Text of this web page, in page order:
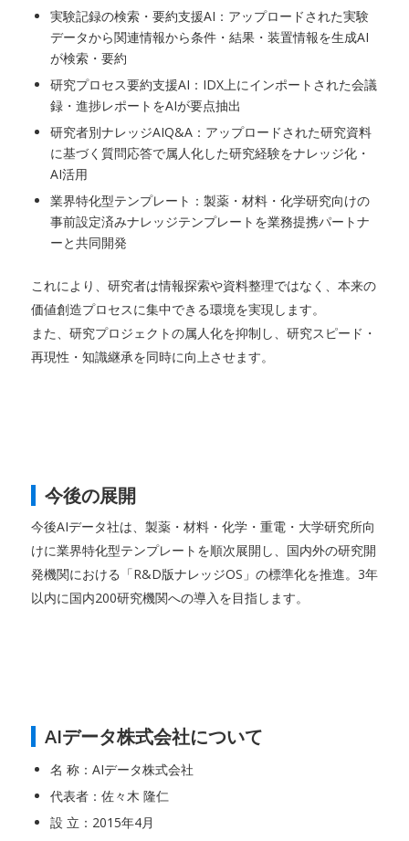
実験記録の検索・要約支援AI：アップロードされた実験
データから関連情報から条件・結果・装置情報を生成AI
が検索・要約
研究プロセス要約支援AI：IDX上にインポートされた会議
録・進捗レポートをAIが要点抽出
研究者別ナレッジAIQ&A：アップロードされた研究資料
に基づく質問応答で属人化した研究経験をナレッジ化・
AI活用
業界特化型テンプレート：製薬・材料・化学研究向けの
事前設定済みナレッジテンプレートを業務提携パートナ
ーと共同開発
これにより、研究者は情報探索や資料整理ではなく、本来の
価値創造プロセスに集中できる環境を実現します。
また、研究プロジェクトの属人化を抑制し、研究スピード・
再現性・知識継承を同時に向上させます。
今後の展開
今後AIデータ社は、製薬・材料・化学・重電・大学研究所向
けに業界特化型テンプレートを順次展開し、国内外の研究開
発機関における「R&D版ナレッジOS」の標準化を推進。3年
以内に国内200研究機関への導入を目指します。
AIデータ株式会社について
名 称：AIデータ株式会社
代表者：佐々木 隆仁
設 立：2015年4月